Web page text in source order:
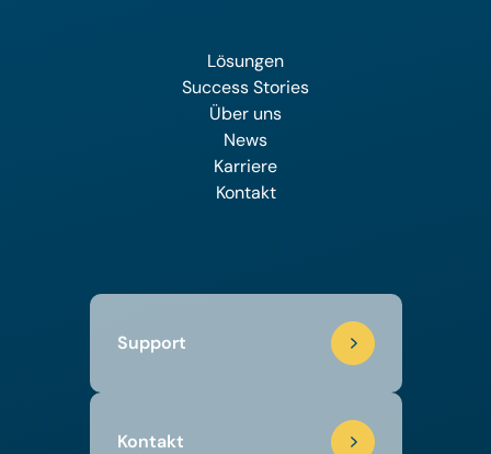
Lösungen
Success Stories
Über uns
News
Karriere
Kontakt
Support
Kontakt